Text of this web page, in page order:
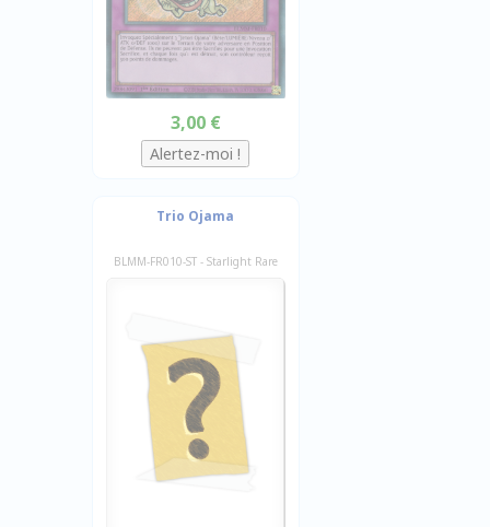
3,00 €
Trio Ojama
BLMM-FR010-ST - Starlight Rare